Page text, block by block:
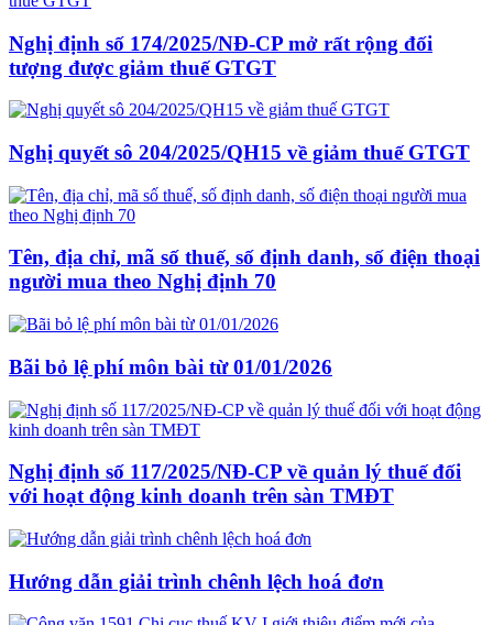
Nghị định số 174/2025/NĐ-CP mở rất rộng đối
tượng được giảm thuế GTGT
Nghị quyết sô 204/2025/QH15 về giảm thuế GTGT
Tên, địa chỉ, mã số thuế, số định danh, số điện thoại
người mua theo Nghị định 70
Bãi bỏ lệ phí môn bài từ 01/01/2026
Nghị định số 117/2025/NĐ-CP về quản lý thuế đối
với hoạt động kinh doanh trên sàn TMĐT
Hướng dẫn giải trình chênh lệch hoá đơn